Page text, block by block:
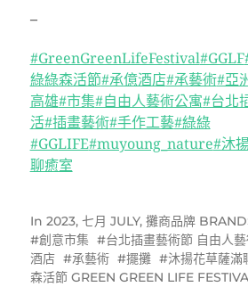
–
#GreenGreenLifeFestival#GGLF
綠綠森活節#承億酒店#承藝術#亞
高雄#市集#自由人藝術公寓#台北
活#插畫藝術#手作工藝#綠綠
#GGLIFE#muyoung_nature#沐
聊癒室
In 2023, 七月 JULY, 攤商品牌
創意市集
台北插畫藝術節 自由人
酒店
承藝術 擺攤 沐揚花草薩滿
森活節 GREEN GREEN LIFE